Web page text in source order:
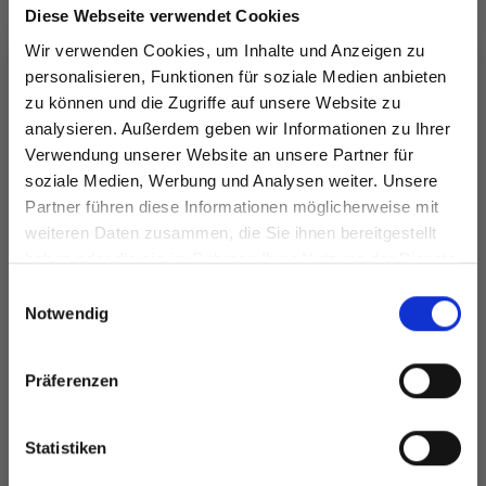
Diese Webseite verwendet Cookies
Wir verwenden Cookies, um Inhalte und Anzeigen zu
personalisieren, Funktionen für soziale Medien anbieten
zu können und die Zugriffe auf unsere Website zu
analysieren. Außerdem geben wir Informationen zu Ihrer
Verwendung unserer Website an unsere Partner für
soziale Medien, Werbung und Analysen weiter. Unsere
Partner führen diese Informationen möglicherweise mit
weiteren Daten zusammen, die Sie ihnen bereitgestellt
haben oder die sie im Rahmen Ihrer Nutzung der Dienste
Notwendig
Präferenzen
Statistiken
#petalkissneckwarmer
GarngruppeB + A
-------------------------------------------------------
GRÖSSE:
S/M - L/XL
Länge: Ca. 24-26 cm
Breite: Ca. 32-34 cm
100-100 g Farbe 06, puderrosa
Garngruppe A)
Spare bis zu 50%
und erhalte exklusiven Zugang zu